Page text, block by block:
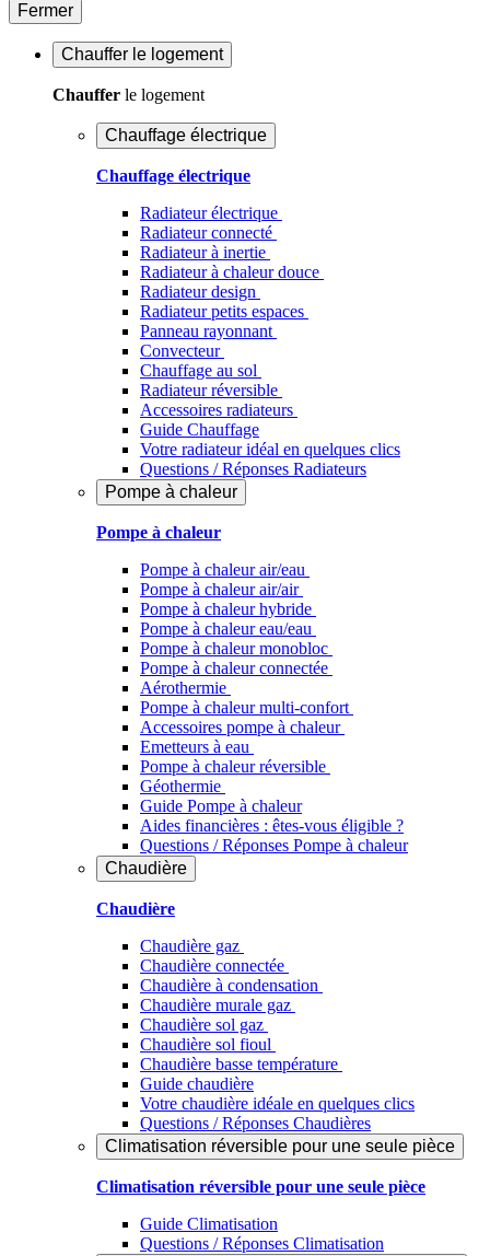
Fermer
Chauffer le logement
Chauffer le logement
Chauffage électrique
Chauffage électrique
Radiateur électrique
Radiateur connecté
Radiateur à inertie
Radiateur à chaleur douce
Radiateur design
Radiateur petits espaces
Panneau rayonnant
Convecteur
Chauffage au sol
Radiateur réversible
Accessoires radiateurs
Guide Chauffage
Votre radiateur idéal en quelques clics
Questions / Réponses Radiateurs
Pompe à chaleur
Pompe à chaleur
Pompe à chaleur air/eau
Pompe à chaleur air/air
Pompe à chaleur hybride
Pompe à chaleur​ eau/eau
Pompe à chaleur monobloc
Pompe à chaleur connectée
Aérothermie
Pompe à chaleur multi-confort
Accessoires pompe à chaleur
Emetteurs à eau
Pompe à chaleur réversible
Géothermie
Guide Pompe à chaleur
Aides financières : êtes-vous éligible ?
Questions / Réponses Pompe à chaleur
Chaudière
Chaudière
Chaudière gaz
Chaudière connectée
Chaudière à condensation
Chaudière murale gaz
Chaudière sol gaz
Chaudière sol fioul
Chaudière basse température
Guide chaudière
Votre chaudière idéale en quelques clics
Questions / Réponses Chaudières
Climatisation réversible pour une seule pièce
Climatisation réversible pour une seule pièce
Guide Climatisation
Questions / Réponses Climatisation